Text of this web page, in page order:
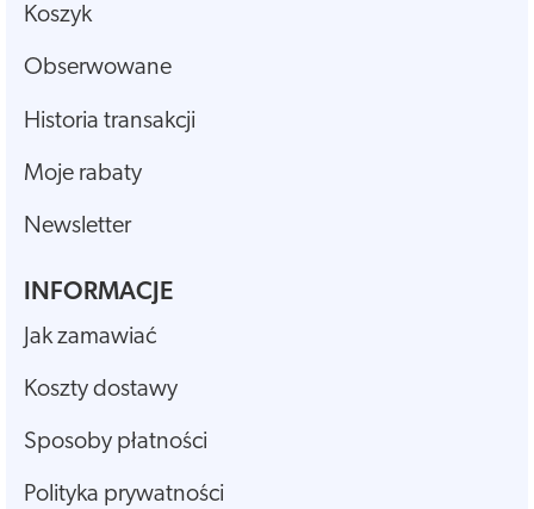
Koszyk
Obserwowane
Historia transakcji
Moje rabaty
Newsletter
INFORMACJE
Jak zamawiać
Koszty dostawy
Sposoby płatności
Polityka prywatności